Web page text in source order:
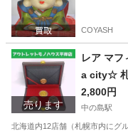
COYASH
売ります
レア マフ
a city☆ 札
2,800円
中の島駅
北海道内12店舗（札幌市内にグ